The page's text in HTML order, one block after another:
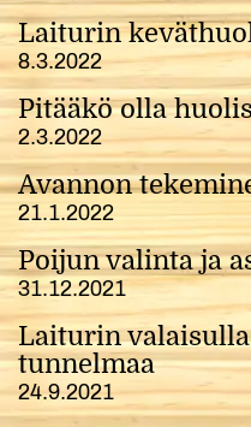
Laiturin
8.3.2022
Pitääkö olla
2.3.2022
Avannon
21.1.2022
Poijun valinta ja
31.12.2021
Laiturin
tunnelmaa
24.9.2021